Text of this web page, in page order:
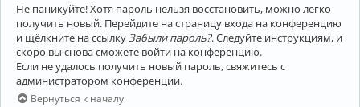
Не паникуйте! Хотя пароль нельзя восстановить, можно легко
получить новый. Перейдите на страницу входа на конференцию
и щёлкните на ссылку Забыли пароль?. Следуйте инструкциям, и
скоро вы снова сможете войти на конференцию.
Если не удалось получить новый пароль, свяжитесь с
администратором конференции.
Вернуться к началу